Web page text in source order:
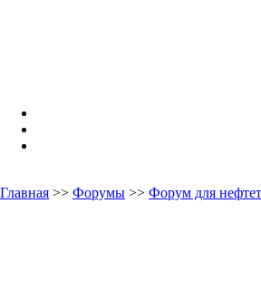
Главная >> Форумы >> Форум для